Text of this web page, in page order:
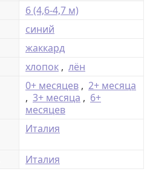
6 (4,6-4,7 м)
синий
жаккард
хлопок , лён
0+ месяцев , 2+ месяца
, 3+ месяца , 6+
месяцев
Италия
Италия